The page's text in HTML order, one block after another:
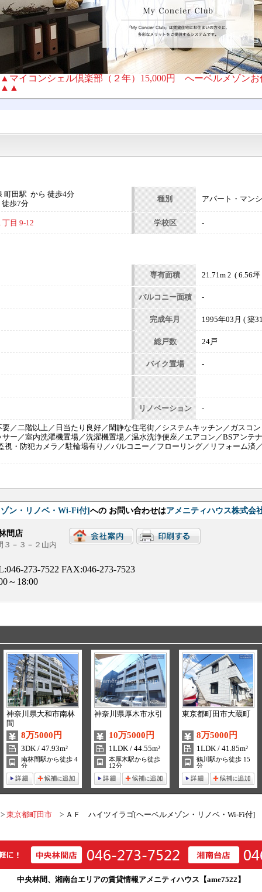
イコンシェル倶楽部（２年）15,000円 へーベルメゾンお
▲▲
町田駅 から 徒歩4分
歩7分
種別 アパート・マン
目 9-12 学校区 -
専有面積 21.71m 2( 6.56坪
バルコニー面積 -
完成年月 1995年03月 ( 築
総戸数 24戸
バイク置場 -
リノベーション -
／二階以上／日当たり良好／閑静な住宅街／システムキッチン／ガスコ
ー／室内洗濯機置場／洗濯機置場／温水洗浄便座／エアコン／BSアンテ
視・防犯カメラ／駐輪場有り／バルコニー／フローリング／リフォーム済
ン・リノベ・Wi-Fi付]への お問い合わせはアメニティハウス株式会
間店
３－３－２山内
046-273-7522FAX:046-273-7523
～18:00
神奈川県大和市南林
間
8万5000円
3DK / 47.93m²
南林間駅から徒歩 4
分
神奈川県厚木市水引
10万5000円
1LDK / 44.55m²
本厚木駅から徒歩
12分
東京都町田市大蔵町
8万5000円
1LDK / 41.85m²
鶴川駅から徒歩 15
分
東京都町田市
ＡＦ ハイツイラゴ[ヘーベルメゾン・リノベ・Wi-Fi付]
中央林間、湘南台エリアの賃貸情報アメニティハウス【ame7522】